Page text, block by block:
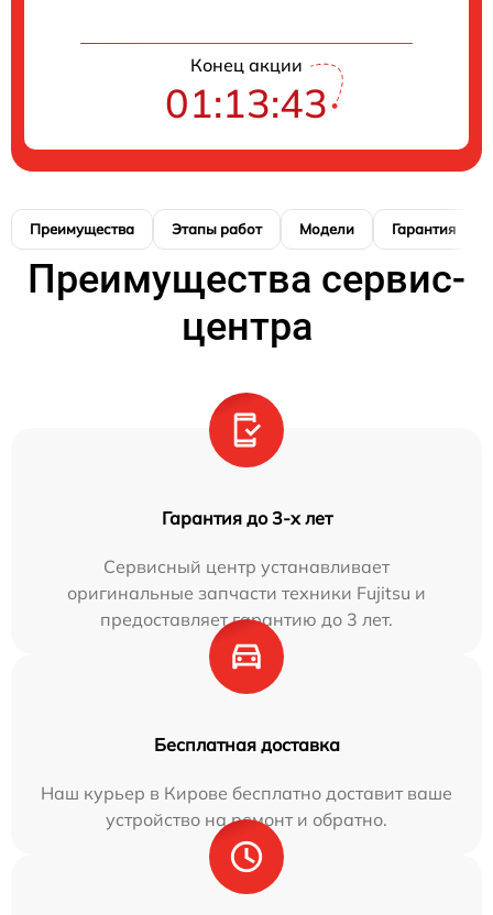
Конец акции
01:13:42
Преимущества Этапы работ Модели Гарантия
Преимущества сервис-
центра
Гарантия до 3-х лет
Сервисный центр устанавливает
оригинальные запчасти техники Fujitsu и
предоставляет гарантию до 3 лет.
Бесплатная доставка
Наш курьер в Кирове бесплатно доставит ваше
устройство на ремонт и обратно.